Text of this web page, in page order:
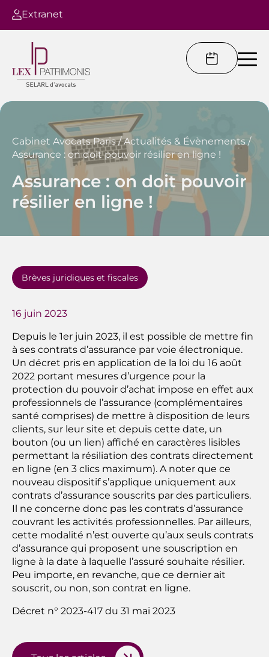
Extranet
Cabinet Avocats Paris/Actualités & Évènements /
Assurance : on doit pouvoir résilier en ligne !
Assurance : on doit pouvoir
résilier en ligne !
Brèves juridiques et fiscales
16 juin 2023
Depuis le 1er juin 2023, il est possible de mettre fin
à ses contrats d’assurance par voie électronique.
Un décret pris en application de la loi du 16 août
2022 portant mesures d’urgence pour la
protection du pouvoir d’achat impose en effet aux
professionnels de l’assurance (complémentaires
santé comprises) de mettre à disposition de leurs
clients, sur leur site et depuis cette date, un
bouton (ou un lien) affiché en caractères lisibles
permettant la résiliation des contrats directement
en ligne (en 3 clics maximum). A noter que ce
nouveau dispositif s’applique uniquement aux
contrats d’assurance souscrits par des particuliers.
Il ne concerne donc pas les contrats d’assurance
couvrant les activités professionnelles. Par ailleurs,
cette modalité n’est ouverte qu’aux seuls contrats
d’assurance qui proposent une souscription en
ligne à la date à laquelle l’assuré souhaite résilier.
Peu importe, en revanche, que ce dernier ait
souscrit, ou non, son contrat en ligne.
Décret n° 2023-417 du 31 mai 2023